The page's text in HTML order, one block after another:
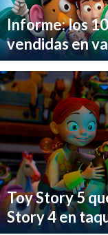
Informe: los
vendidas en
Toy Story 5
Story 4 en